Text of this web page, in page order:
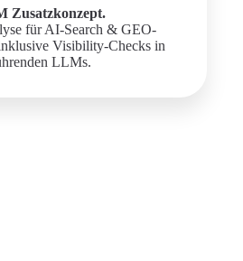
Zusatzkonzept.
für AI-Search & GEO-
Visibility-Checks in
LLMs.